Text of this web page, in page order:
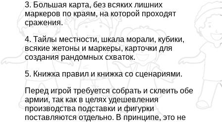
3. Большая карта, без всяких лишних
маркеров по краям, на которой проходят
сражения.
4. Тайлы местности, шкала морали, кубики,
всякие жетоны и маркеры, карточки для
создания рандомных схваток.
5. Книжка правил и книжка со сценариями.
Перед игрой требуется собрать и склеить обе
армии, так как в целях удешевления
производства подставки и фигурки
поставляются отдельно. В принципе, это не